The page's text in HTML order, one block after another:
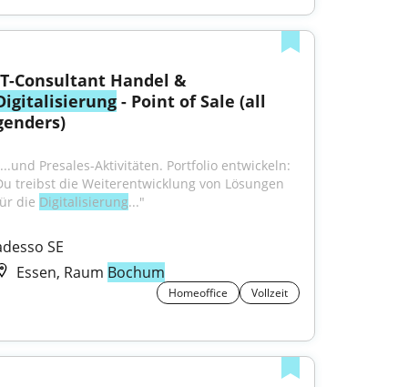
IT-Consultant Handel &
- Point of Sale (all
Presales-Aktivitäten. Portfolio entwickeln:
treibst die Weiterentwicklung von Lösungen
die Digitalisierung..."
SE
Essen, Raum Bochum
Homeoffice Vollzeit